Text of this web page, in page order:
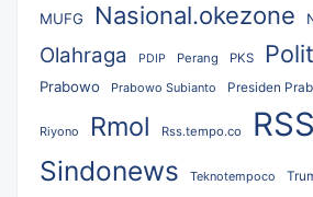
MUFG Nasional.okezone
Olahraga PDIP Perang PKS
Prabowo Prabowo Subianto Presiden
Riyono Rmol Rss.tempo.co
Sindonews Teknotempoco